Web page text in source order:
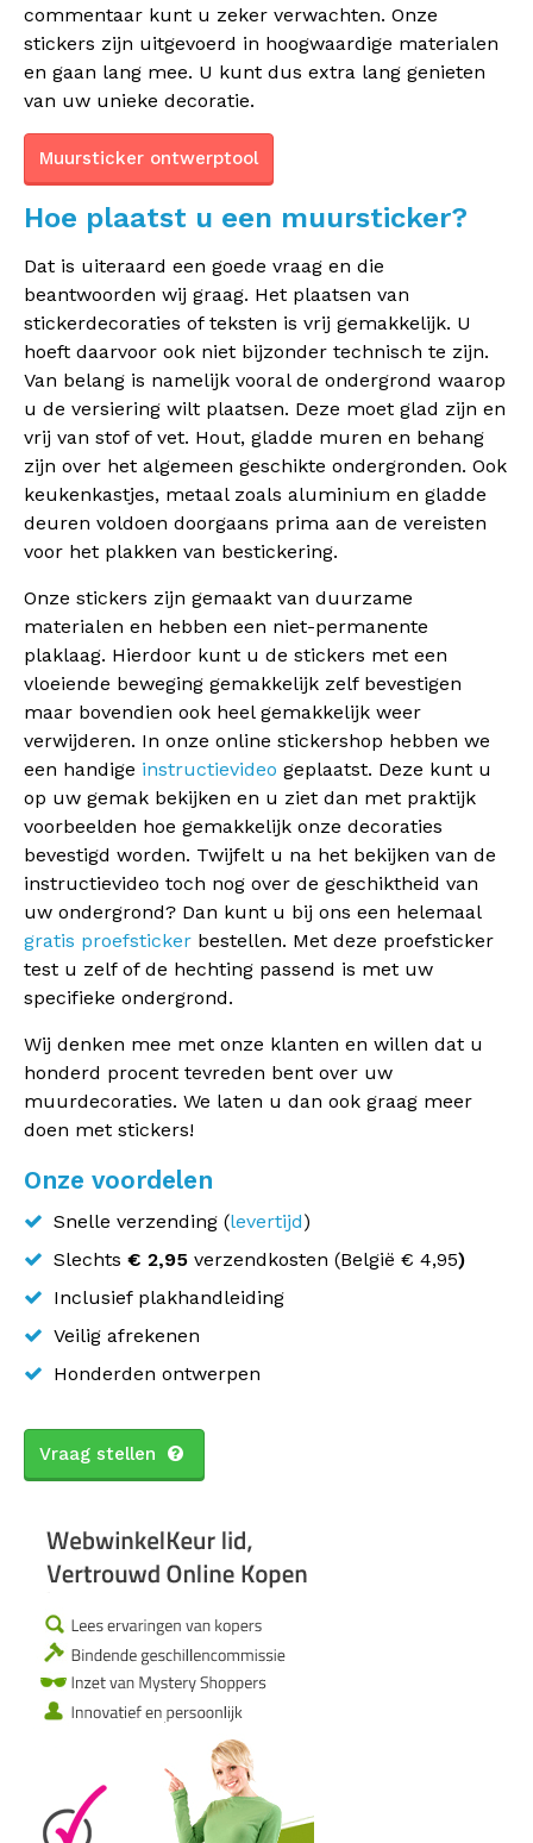
commentaar kunt u zeker verwachten. Onze
stickers zijn uitgevoerd in hoogwaardige materialen
en gaan lang mee. U kunt dus extra lang genieten
van uw unieke decoratie.
Muursticker ontwerptool
Hoe plaatst u een muursticker?
Dat is uiteraard een goede vraag en die
beantwoorden wij graag. Het plaatsen van
stickerdecoraties of teksten is vrij gemakkelijk. U
hoeft daarvoor ook niet bijzonder technisch te zijn.
Van belang is namelijk vooral de ondergrond waarop
u de versiering wilt plaatsen. Deze moet glad zijn en
vrij van stof of vet. Hout, gladde muren en behang
zijn over het algemeen geschikte ondergronden. Ook
keukenkastjes, metaal zoals aluminium en gladde
deuren voldoen doorgaans prima aan de vereisten
voor het plakken van bestickering.
Onze stickers zijn gemaakt van duurzame
materialen en hebben een niet-permanente
plaklaag. Hierdoor kunt u de stickers met een
vloeiende beweging gemakkelijk zelf bevestigen
maar bovendien ook heel gemakkelijk weer
verwijderen. In onze online stickershop hebben we
een handige instructievideo geplaatst. Deze kunt u
op uw gemak bekijken en u ziet dan met praktijk
voorbeelden hoe gemakkelijk onze decoraties
bevestigd worden. Twijfelt u na het bekijken van de
instructievideo toch nog over de geschiktheid van
uw ondergrond? Dan kunt u bij ons een helemaal
gratis proefsticker bestellen. Met deze proefsticker
test u zelf of de hechting passend is met uw
specifieke ondergrond.
Wij denken mee met onze klanten en willen dat u
honderd procent tevreden bent over uw
muurdecoraties. We laten u dan ook graag meer
doen met stickers!
Onze voordelen
Snelle verzending (levertijd)
Slechts € 2,95 verzendkosten (België € 4,95)
Inclusief plakhandleiding
Veilig afrekenen
Honderden ontwerpen
Vraag stellen